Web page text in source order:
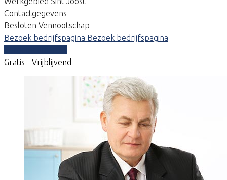
Contactgegevens
Besloten Vennootschap
Bezoek bedrijfspagina Bezoek bedrijfspagina
Gratis - Vrijblijvend